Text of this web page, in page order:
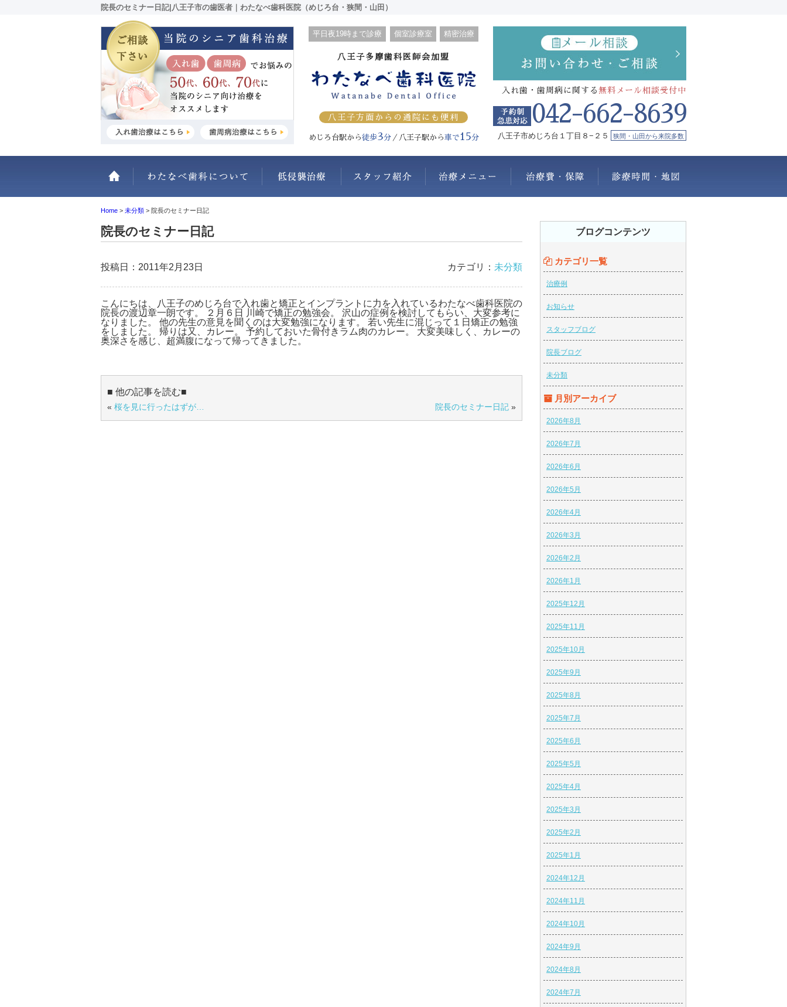
院長のセミナー日記|八王子市の歯医者｜わたなべ歯科医院（めじろ台・狭間・山田）
平日夜19時まで診療 個室診療室 精密治療
八王子多摩歯科医師会加盟
八王子方面からの通院にも便利
めじろ台駅から徒歩3分／八王子駅から車で15分
入れ歯・歯周病に関する 無料メール相談受付中
042-662-8639
八王子市めじろ台１丁目８−２５ 狭間・山田から来院多数
ホーム わたなべ歯科医院について抜かない・削らない スタッフ紹介 治療メニュー 治療費・保証
Home > 未分類 > 院長のセミナー日記
院長のセミナー日記
投稿日：2011年2月23日 カテゴリ： 未分類
こんにちは、八王子のめじろ台で入れ歯と矯正とインプラントに力を入れているわたなべ歯科医院の
院長の渡辺章一朗です。 ２月６日 川崎で矯正の勉強会。 沢山の症例を検討してもらい、大変参考に
なりました。 他の先生の意見を聞くのは大変勉強になります。 若い先生に混じって１日矯正の勉強
をしました。 帰りは又、カレー。 予約しておいた骨付きラム肉のカレー。 大変美味しく、カレーの
奥深さを感じ、超満腹になって帰ってきました。
■ 他の記事を読む■
« 桜を見に行ったはずが… 院長のセミナー日記 »
ブログコンテンツ
カテゴリ一覧
治療例
お知らせ
スタッフブログ
院長ブログ
未分類
月別アーカイブ
2026年8月
2026年7月
2026年6月
2026年5月
2026年4月
2026年3月
2026年2月
2026年1月
2025年12月
2025年11月
2025年10月
2025年9月
2025年8月
2025年7月
2025年6月
2025年5月
2025年4月
2025年3月
2025年2月
2025年1月
2024年12月
2024年11月
2024年10月
2024年9月
2024年8月
2024年7月